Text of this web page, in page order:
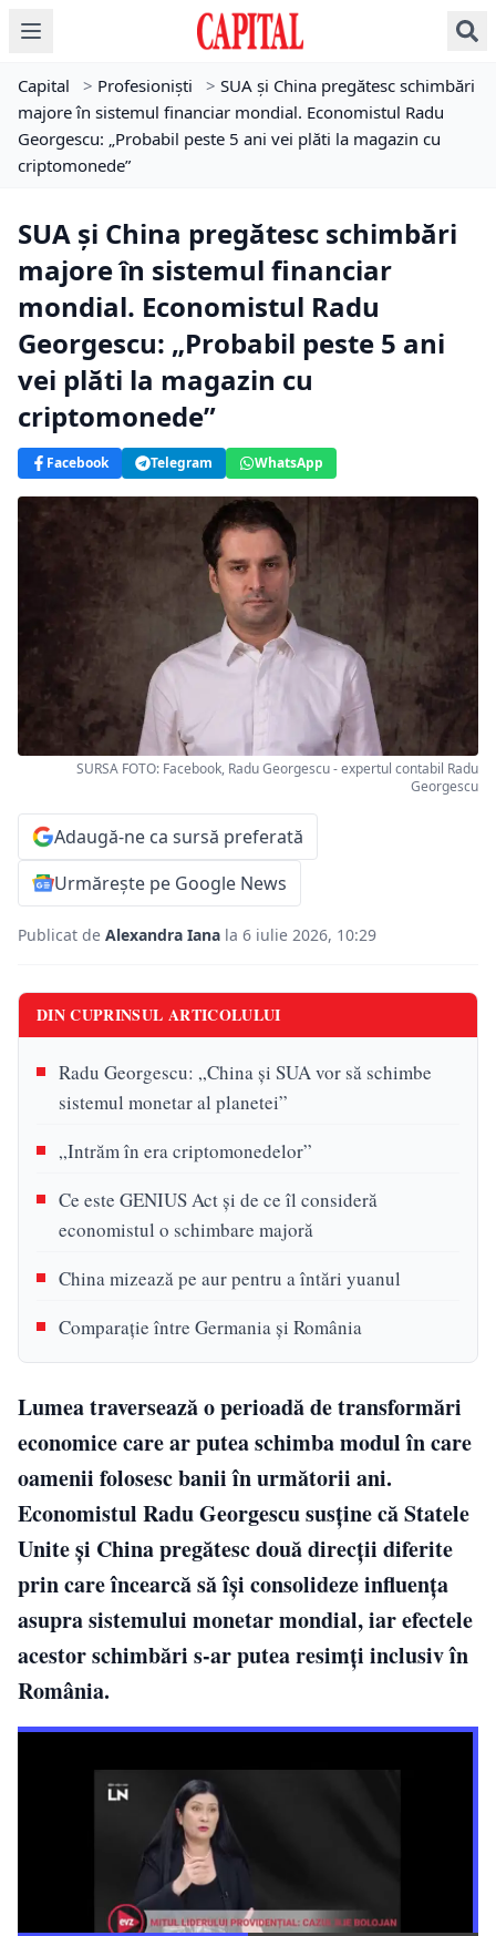
Capital > Profesioniști > SUA și China pregătesc schimbări
majore în sistemul financiar mondial. Economistul Radu
Georgescu: „Probabil peste 5 ani vei plăti la magazin cu
criptomonede”
SUA și China pregătesc schimbări
majore în sistemul financiar
mondial. Economistul Radu
Georgescu: „Probabil peste 5 ani
vei plăti la magazin cu
criptomonede”
Facebook Telegram WhatsApp
SURSA FOTO: Facebook, Radu Georgescu - expertul contabil Radu
Georgescu
Adaugă-ne ca sursă preferată
Urmărește pe Google News
Publicat de Alexandra Iana la 6 iulie 2026, 10:29
DIN CUPRINSUL ARTICOLULUI
Radu Georgescu: „China și SUA vor să schimbe
sistemul monetar al planetei”
„Intrăm în era criptomonedelor”
Ce este GENIUS Act și de ce îl consideră
economistul o schimbare majoră
China mizează pe aur pentru a întări yuanul
Comparație între Germania și România
Lumea traversează o perioadă de transformări
economice care ar putea schimba modul în care
oamenii folosesc banii în următorii ani.
Economistul Radu Georgescu susține că Statele
Unite și China pregătesc două direcții diferite
prin care încearcă să își consolideze influența
asupra sistemului monetar mondial, iar efectele
acestor schimbări s-ar putea resimți inclusiv în
România.